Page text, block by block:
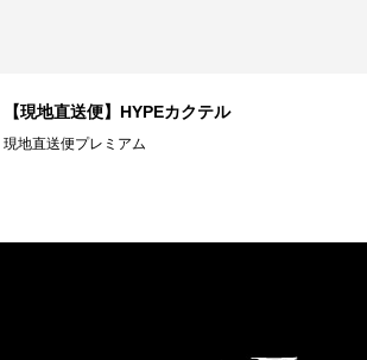
【現地直送便】HYPEカクテル
現地直送便プレミアム